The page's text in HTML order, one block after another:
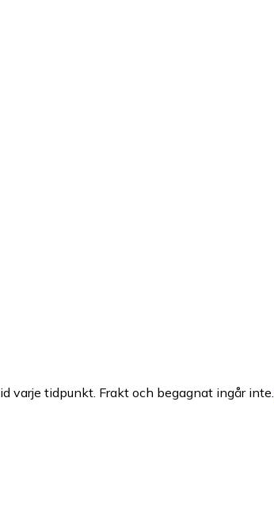
varje tidpunkt. Frakt och begagnat ingår inte.